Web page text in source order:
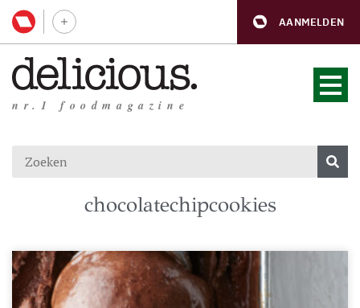
AANMELDEN
nr.1 foodmagazine
chocolatechipcookies